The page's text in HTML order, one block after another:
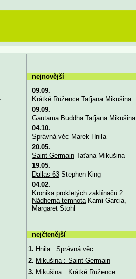
nejnovější
09.09.
Krátké RůženceTaťjana Mikušina
09.09.
Gautama BuddhaTaťjana Mikušina
04.10.
Správná věc Marek Hnila
20.05.
Saint-GermainTaťana Mikušina
19.05.
Dallas 63Stephen King
04.02.
Kronika prokletých zaklínačů 2 :
Nádherná temnotaKami Garcia,
Margaret Stohl
nejčtenější
1. Hnila : Správná věc
2. Mikušina : Saint-Germain
3. Mikušina : Krátké Růžence